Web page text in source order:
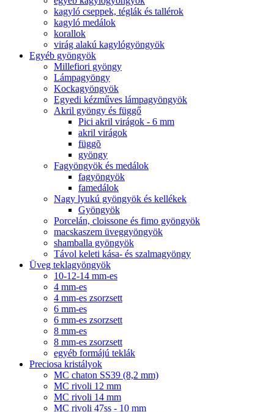
kagyló cseppek, téglák és tallérok
kagyló medálok
korallok
virág alakú kagylógyöngyök
Egyéb gyöngyök
Millefiori gyöngy
Lámpagyöngy
Kockagyöngyök
Egyedi kézműves lámpagyöngyök
Akril gyöngy és függő
Pici akril virágok - 6 mm
akril virágok
függõ
gyöngy
Fagyöngyök és medálok
fagyöngyök
famedálok
Nagy lyukú gyöngyök és kellékek
Gyöngyök
Porcelán, cloissone és fimo gyöngyök
macskaszem üveggyöngyök
shamballa gyöngyök
Távol keleti kása- és szalmagyöngy
Üveg teklagyöngyök
10-12-14 mm-es
4 mm-es
4 mm-es zsorzsett
6 mm-es
6 mm-es zsorzsett
8 mm-es
8 mm-es zsorzsett
egyéb formájú teklák
Preciosa kristályok
MC chaton SS39 (8,2 mm)
MC rivoli 12 mm
MC rivoli 14 mm
MC rivoli 47ss - 10 mm